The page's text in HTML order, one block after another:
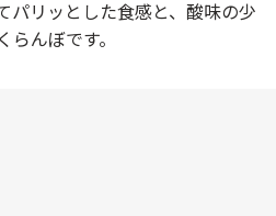
パリッとした食感と、酸味の少
んぼです。